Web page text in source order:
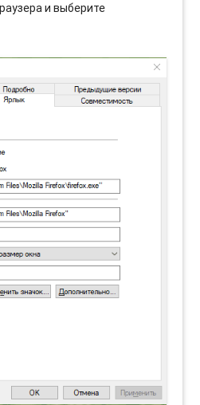
и выберите